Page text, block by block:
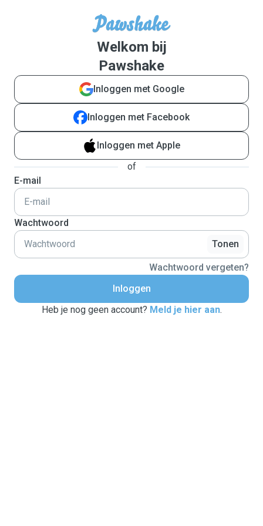
Welkom bij
Pawshake
Inloggen met Google
Inloggen met Facebook
Inloggen met Apple
of
E-mail
Wachtwoord
Tonen
Wachtwoord vergeten?
Inloggen
Heb je nog geen account? Meld je hier aan.